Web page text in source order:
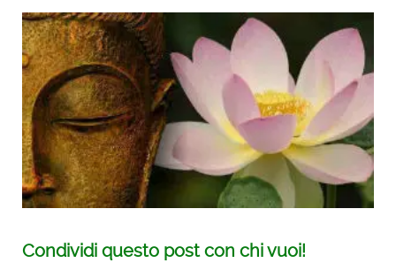
Condividi questo post con chi vuoi!